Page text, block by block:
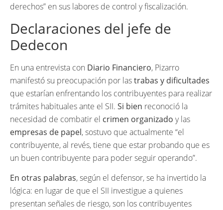
derechos” en sus labores de control y fiscalización.
Declaraciones del jefe de
Dedecon
En una entrevista con Diario Financiero, Pizarro
manifestó su preocupación por lastrabas y dificultades
que estarían enfrentando los contribuyentes para realizar
trámites habituales ante el SII. Si bien reconoció la
necesidad de combatir el crimen organizado y las
empresas de papel, sostuvo que actualmente “el
contribuyente, al revés, tiene que estar probando que es
un buen contribuyente para poder seguir operando”.
En otras palabras, según el defensor, se ha invertido la
lógica: en lugar de que el SII investigue a quienes
presentan señales de riesgo, son los contribuyentes